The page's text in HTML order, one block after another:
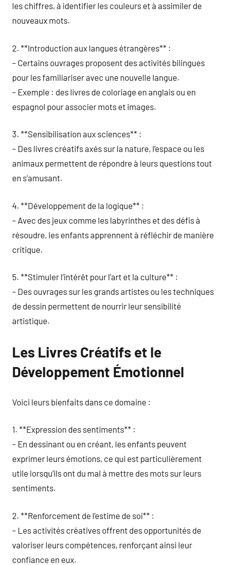
les chiffres, à identifier les couleurs et à assimiler de
nouveaux mots.
2. **Introduction aux langues étrangères** :
– Certains ouvrages proposent des activités bilingues
pour les familiariser avec une nouvelle langue.
– Exemple : des livres de coloriage en anglais ou en
espagnol pour associer mots et images.
3. **Sensibilisation aux sciences** :
– Des livres créatifs axés sur la nature, l’espace ou les
animaux permettent de répondre à leurs questions tout
en s’amusant.
4. **Développement de la logique** :
– Avec des jeux comme les labyrinthes et des défis à
résoudre, les enfants apprennent à réfléchir de manière
critique.
5. **Stimuler l’intérêt pour l’art et la culture** :
– Des ouvrages sur les grands artistes ou les techniques
de dessin permettent de nourrir leur sensibilité
artistique.
Les Livres Créatifs et le
Développement Émotionnel
Voici leurs bienfaits dans ce domaine :
1. **Expression des sentiments** :
– En dessinant ou en créant, les enfants peuvent
exprimer leurs émotions, ce qui est particulièrement
utile lorsqu’ils ont du mal à mettre des mots sur leurs
sentiments.
2. **Renforcement de l’estime de soi** :
– Les activités créatives offrent des opportunités de
valoriser leurs compétences, renforçant ainsi leur
confiance en eux.